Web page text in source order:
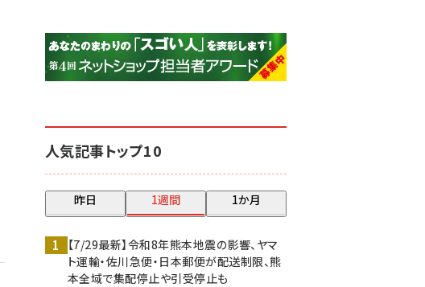
アスクル (1119)
base (1077)
人気記事トップ10
昨日 1週間 1か月
【7/29最新】令和8年熊本地震の影響、ヤマ
ト運輸・佐川急便・日本郵便が配送制限、熊
本全域で集配停止や引受停止も